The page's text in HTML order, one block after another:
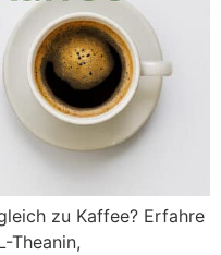
zu Kaffee? Erfahre
Theanin,